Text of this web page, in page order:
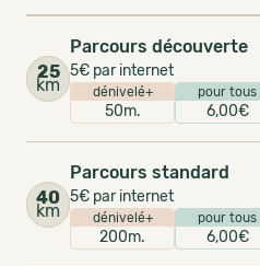
25
km
Parcours découverte
5€ par internet
dénivelé+
50m.
pour tous
6,00€
40
km
Parcours standard
5€ par internet
dénivelé+
200m.
pour tous
6,00€